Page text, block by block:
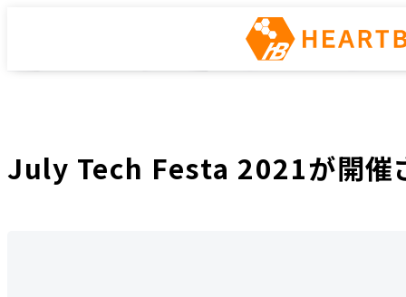
July Tech Festa 2021が開催